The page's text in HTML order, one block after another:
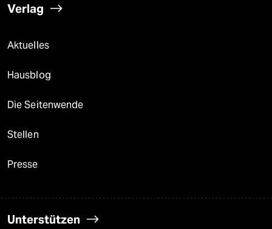
Verlag
Aktuelles
Hausblog
Die Seitenwende
Stellen
Presse
Unterstützen